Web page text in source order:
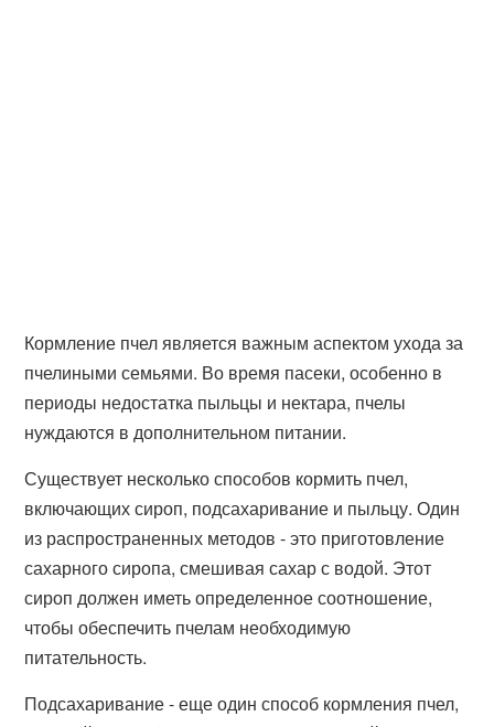
Кормление пчел является важным аспектом ухода за
пчелиными семьями. Во время пасеки, особенно в
периоды недостатка пыльцы и нектара, пчелы
нуждаются в дополнительном питании.
Существует несколько способов кормить пчел,
включающих сироп, подсахаривание и пыльцу. Один
из распространенных методов - это приготовление
сахарного сиропа, смешивая сахар с водой. Этот
сироп должен иметь определенное соотношение,
чтобы обеспечить пчелам необходимую
питательность.
Подсахаривание - еще один способ кормления пчел,